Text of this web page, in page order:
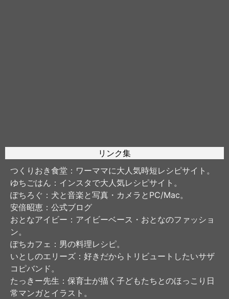
リンク集
つくりおき食堂 ：ワーママに大人気時短レシピサイト。
ゆちごはん ：インスタで大人気レシピサイト。
ぽちろぐ ：犬と音楽と写真・カメラとPC/Mac。
安倍昭恵 ：公式ブログ
おとなアイビー ：アイビーベース・おとなのファッショ
ン。
ぽちカフェ ：男の料理レシピ。
いとしのエリーズ ：好きだからトリビュートしたいサザ
コピバンド。
たっきー先生 ：保育士が描く子どもたちとのほっこり日
常マンガとイラスト。